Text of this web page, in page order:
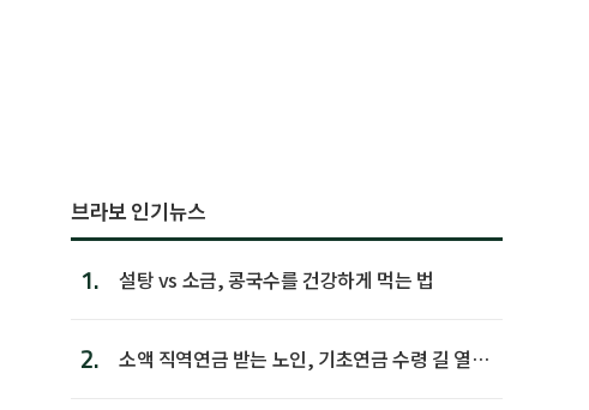
브라보 인기뉴스
1. 설탕 vs 소금, 콩국수를 건강하게 먹는 법
2.
소액 직역연금 받는 노인, 기초연금 수령 길 열린